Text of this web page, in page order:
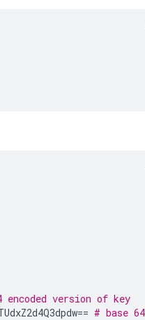
encoded version of key
# base